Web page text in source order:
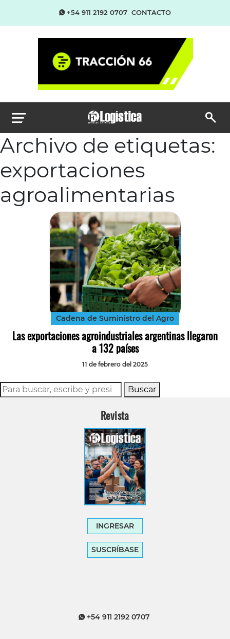
+54 911 2192 0707 CONTACTO
Archivo de etiquetas:
exportaciones
agroalimentarias
Cadena de Suministro del Agro
Las exportaciones agroindustriales argentinas llegaron
a 132 países
11 de febrero del 2025
Buscar
Revista
INGRESAR
SUSCRÍBASE
+54 911 2192 0707